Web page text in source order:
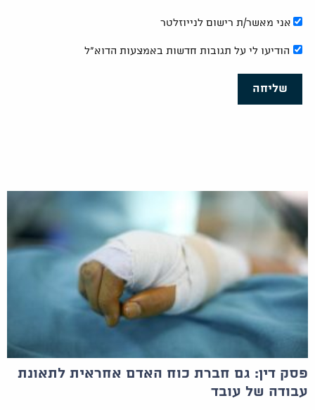
אני מאשר/ת רישום לנייוזלטר
הודיעו לי על תגובות חדשות באמצעות הדוא"ל
שליחה
פסק דין: גם חברת כוח האדם אחראית לתאונת
עבודה של עובד